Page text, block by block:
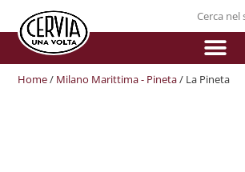
Home/ Milano Marittima - Pineta/ La Pineta